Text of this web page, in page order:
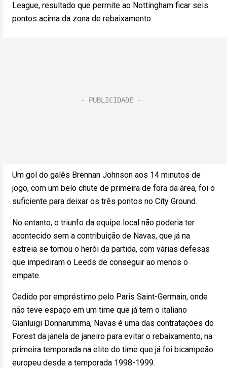
League, resultado que permite ao Nottingham ficar seis
pontos acima da zona de rebaixamento.
Um gol do galês Brennan Johnson aos 14 minutos de
jogo, com um belo chute de primeira de fora da área, foi o
suficiente para deixar os três pontos no City Ground.
No entanto, o triunfo da equipe local não poderia ter
acontecido sem a contribuição de Navas, que já na
estreia se tornou o herói da partida, com várias defesas
que impediram o Leeds de conseguir ao menos o
empate.
Cedido por empréstimo pelo Paris Saint-Germain, onde
não teve espaço em um time que já tem o italiano
Gianluigi Donnarumma, Navas é uma das contratações do
Forest da janela de janeiro para evitar o rebaixamento, na
primeira temporada na elite do time que já foi bicampeão
europeu desde a temporada 1998-1999.